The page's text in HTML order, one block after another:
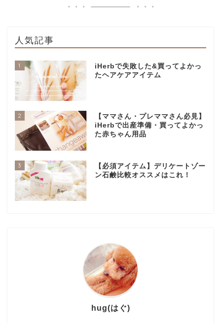
人気記事
1
iHerbで失敗した&買ってよかっ
たヘアケアアイテム
2
【ママさん・プレママさん必見】
iHerbで出産準備・買ってよかっ
た赤ちゃん用品
3
【必須アイテム】デリケートゾー
ン石鹸比較オススメはこれ！
hug(はぐ)